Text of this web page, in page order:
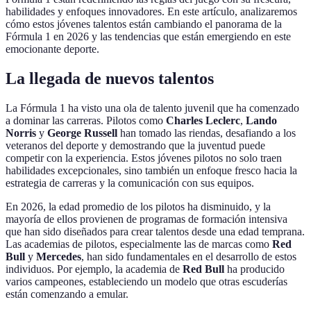
habilidades y enfoques innovadores. En este artículo, analizaremos
cómo estos jóvenes talentos están cambiando el panorama de la
Fórmula 1 en 2026 y las tendencias que están emergiendo en este
emocionante deporte.
La llegada de nuevos talentos
La Fórmula 1 ha visto una ola de talento juvenil que ha comenzado
a dominar las carreras. Pilotos como Charles Leclerc, Lando
Norris y George Russell han tomado las riendas, desafiando a los
veteranos del deporte y demostrando que la juventud puede
competir con la experiencia. Estos jóvenes pilotos no solo traen
habilidades excepcionales, sino también un enfoque fresco hacia la
estrategia de carreras y la comunicación con sus equipos.
En 2026, la edad promedio de los pilotos ha disminuido, y la
mayoría de ellos provienen de programas de formación intensiva
que han sido diseñados para crear talentos desde una edad temprana.
Las academias de pilotos, especialmente las de marcas como Red
Bull y Mercedes, han sido fundamentales en el desarrollo de estos
individuos. Por ejemplo, la academia de Red Bull ha producido
varios campeones, estableciendo un modelo que otras escuderías
están comenzando a emular.